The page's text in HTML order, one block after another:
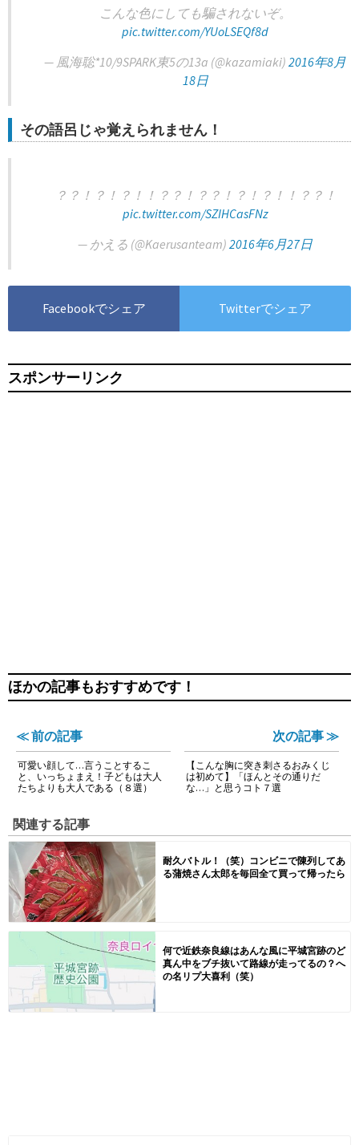
こんな色にしても騙されないぞ。
pic.twitter.com/YUoLSEQf8d
— 風海聡*10/9SPARK東5の13a (@kazamiaki) 2016年8月
18日
その語呂じゃ覚えられません！
？？！？！？！！？？！？？！？！？！！？？！
pic.twitter.com/SZIHCasFNz
— かえる (@Kaerusanteam) 2016年6月27日
Facebookでシェア Twitterでシェア
スポンサーリンク
ほかの記事もおすすめです！
≪ 前の記事
可愛い顔して…言うことするこ
と、いっちょまえ！子どもは大人
たちよりも大人である（８選）
次の記事 ≫
【こんな胸に突き刺さるおみくじ
は初めて】「ほんとその通りだ
な…」と思うコト７選
関連する記事
耐久バトル！（笑）コンビニで陳列してあ
る蒲焼さん太郎を毎回全て買って帰ったら
何で近鉄奈良線はあんな風に平城宮跡のど
真ん中をブチ抜いて路線が走ってるの？へ
の名リプ大喜利（笑）